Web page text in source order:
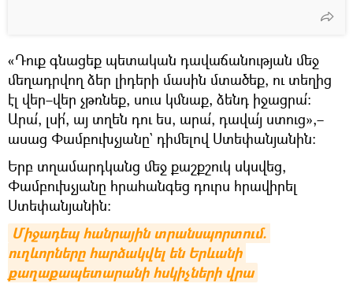
«Դուք գնացեք պետական դավաճանության մեջ
մեղադրվող ձեր լիդերի մասին մտածեք, ու տեղից
էլ վեր–վեր չթռնեք, սուս կմնաք, ձենդ իջացրա՛։
Արա՛, լսի՛, այ տղեն դու ես, արա՛, դավա՛յ ստուց»,–
ասաց Փամբուխչյանը` դիմելով Ստեփանյանին։
Երբ տղամարդկանց մեջ քաշքշուկ սկսվեց,
Փամբուխչյանը հրահանգեց դուրս հրավիրել
Ստեփանյանին։
Միջադեպ հանրային տրանսպորտում.
ուղևորները հարձակվել են Երևանի
քաղաքապետարանի հսկիչների վրա